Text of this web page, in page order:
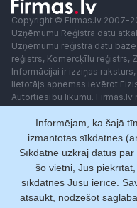
Copyright © Firmas.lv 2007-
Uzņēmumu Reģistra datu
Uzņēmumu reģistra datu
reģistrs, Komercķīlu reģistrs,
Informācijai ir izziņas
lietotājs apņemas ievērot
Autortiesību likumu.
lēmumiem, kas balstīti uz
izmantot jebkādas
piekļuvei sistēmai bez
redaktore: Ingūna Pempere.
Lietošanas noteikumi
Informējam, ka šajā
izmantotas sīkdatnes
Sīkdatne uzkrāj datus
šo vietni, Jūs
sīkdatnes Jūsu ierīcē.
atsaukt, nodzēšot